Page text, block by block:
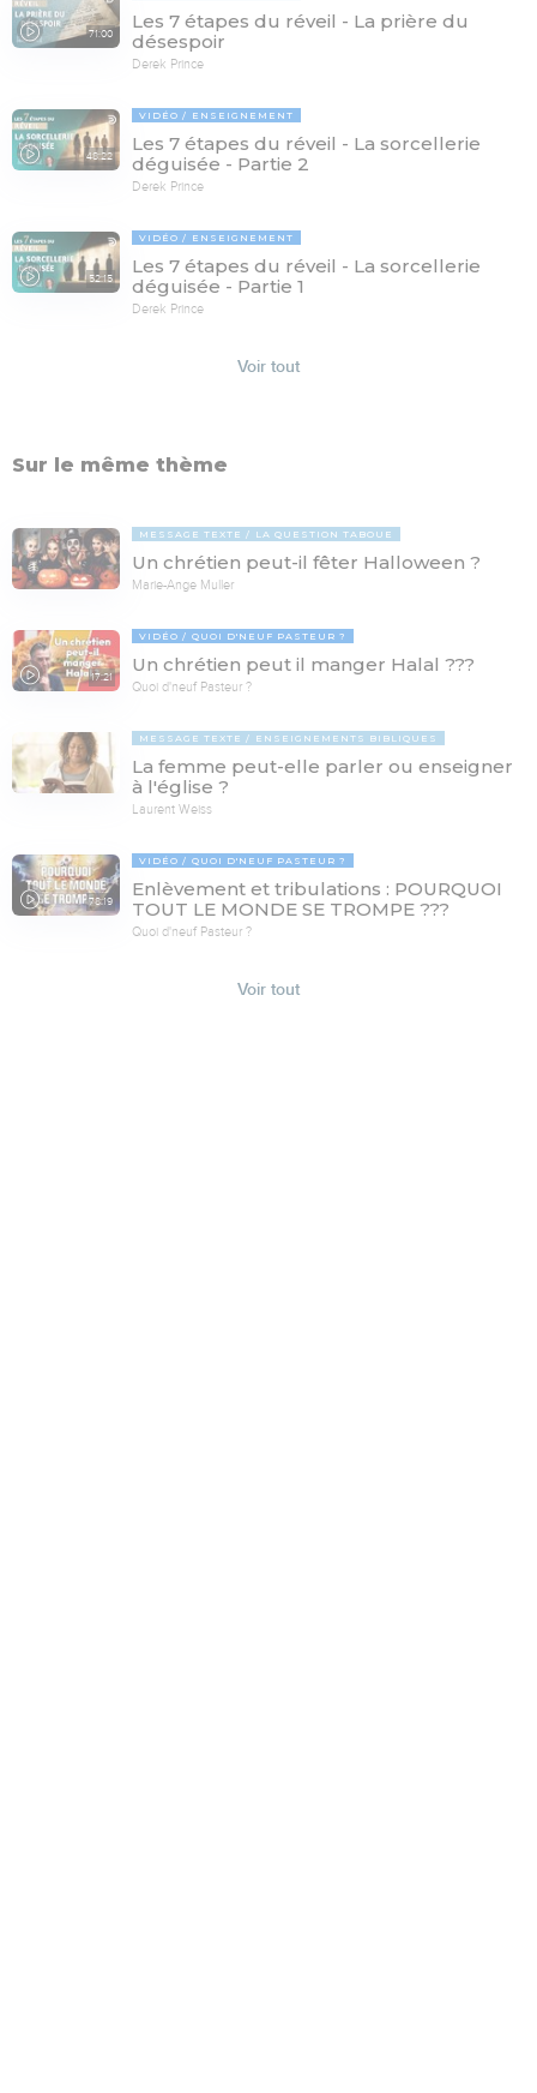
71:00
Les 7 étapes du réveil - La prière du
désespoir
Derek Prince
48:22
VIDÉO ENSEIGNEMENT
Les 7 étapes du réveil - La sorcellerie
déguisée - Partie 2
Derek Prince
52:15
VIDÉO ENSEIGNEMENT
Les 7 étapes du réveil - La sorcellerie
déguisée - Partie 1
Derek Prince
Voir tout
Sur le même thème
MESSAGE TEXTE LA QUESTION TABOUE
Un chrétien peut-il fêter Halloween ?
Marie-Ange Muller
17:21
VIDÉO QUOI D'NEUF PASTEUR ?
Un chrétien peut il manger Halal ???
Quoi d'neuf Pasteur ?
MESSAGE TEXTE ENSEIGNEMENTS BIBLIQUES
La femme peut-elle parler ou enseigner
à l'église ?
Laurent Weiss
78:19
VIDÉO QUOI D'NEUF PASTEUR ?
Enlèvement et tribulations : POURQUOI
TOUT LE MONDE SE TROMPE ???
Quoi d'neuf Pasteur ?
Voir tout